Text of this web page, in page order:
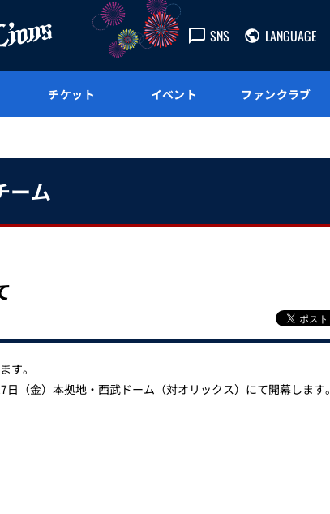
SNS LANGUAGE
チケット イベント ファンクラブ
ーム
す。
（金）本拠地・西武ドーム（対オリックス）にて開幕します。